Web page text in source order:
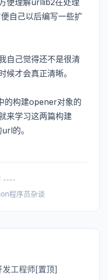
便理解urllib2在处理
自己以后编写一些扩
自己觉得还不是很清
候才会真正清晰。
的构建opener对象的
来学习这两篇构建
的。
----
程序员杂谈
工程师[置顶]